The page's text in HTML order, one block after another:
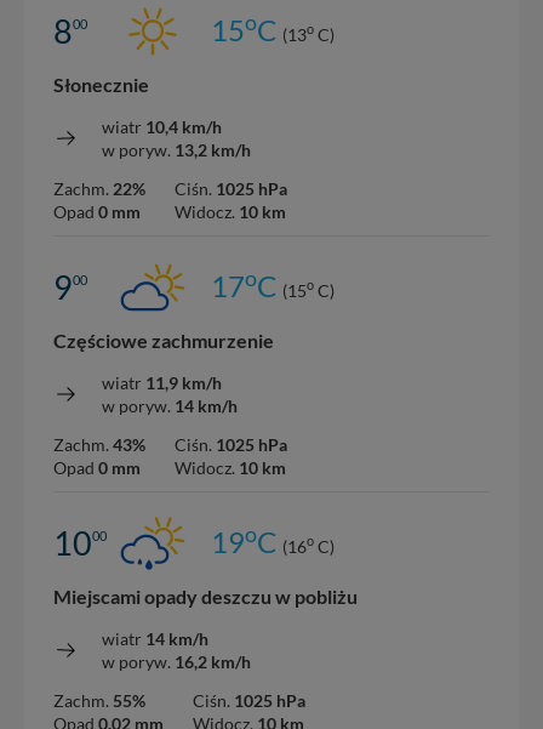
800 15oC (13o C)
Słonecznie
wiatr 10,4 km/h
w poryw. 13,2 km/h
Zachm. 22%
Opad 0 mm
Ciśn. 1025 hPa
Widocz. 10 km
900 17oC (15o C)
Częściowe zachmurzenie
wiatr 11,9 km/h
w poryw. 14 km/h
Zachm. 43%
Opad 0 mm
Ciśn. 1025 hPa
Widocz. 10 km
1000 19oC (16o C)
Miejscami opady deszczu w pobliżu
wiatr 14 km/h
w poryw. 16,2 km/h
Zachm. 55%
Opad 0.02 mm
Ciśn. 1025 hPa
Widocz. 10 km